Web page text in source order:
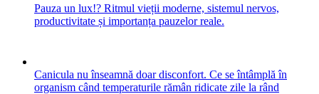
Pauza un lux!? Ritmul vieții moderne, sistemul nervos,
productivitate și importanța pauzelor reale.
Canicula nu înseamnă doar disconfort. Ce se întâmplă în
organism când temperaturile rămân ridicate zile la rând